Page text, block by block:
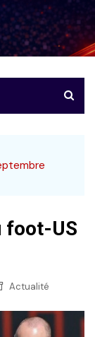
foot-US
Actualité